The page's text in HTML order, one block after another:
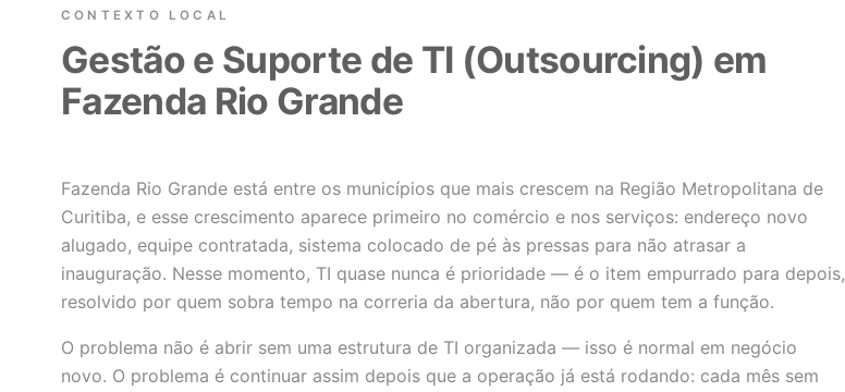
CONTEXTO LOCAL
Gestão e Suporte de TI (Outsourcing) em
Fazenda Rio Grande
Fazenda Rio Grande está entre os municípios que mais crescem na Região Metropolitana de
Curitiba, e esse crescimento aparece primeiro no comércio e nos serviços: endereço novo
alugado, equipe contratada, sistema colocado de pé às pressas para não atrasar a
inauguração. Nesse momento, TI quase nunca é prioridade — é o item empurrado para depois,
resolvido por quem sobra tempo na correria da abertura, não por quem tem a função.
O problema não é abrir sem uma estrutura de TI organizada — isso é normal em negócio
novo. O problema é continuar assim depois que a operação já está rodando: cada mês sem